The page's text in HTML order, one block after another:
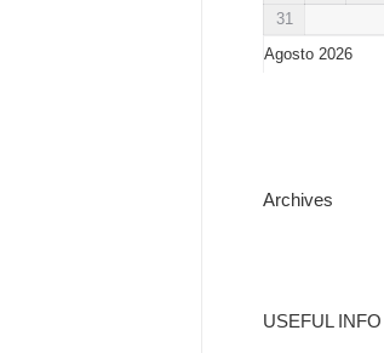
Agosto 2026
31
Archives
USEFUL INFO